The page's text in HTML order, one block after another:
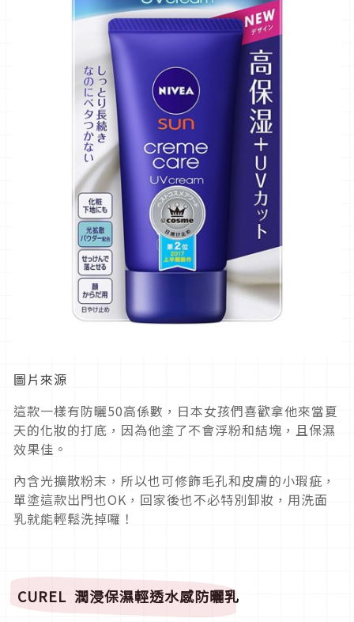
圖片來源
這款一樣有防曬50高係數，日本女孩們喜歡拿他來當夏
天的化妝的打底，因為他塗了不會浮粉和結塊，且保濕
效果佳。
內含光擴散粉末，所以也可修飾毛孔和皮膚的小瑕疵，
單塗這款出門也OK，回家後也不必特別卸妝，用洗面
乳就能輕鬆洗掉囉！
CUREL 潤浸保濕輕透水感防曬乳